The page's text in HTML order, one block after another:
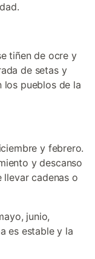
tiñen de ocre y
de setas y
los pueblos de la
y febrero.
y descanso
llevar cadenas o
junio,
es estable y la